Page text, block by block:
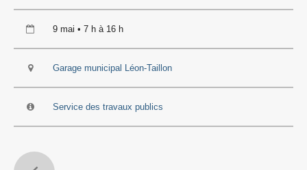
9 mai • 7 h à 16 h
Garage municipal Léon-Taillon
Service des travaux publics